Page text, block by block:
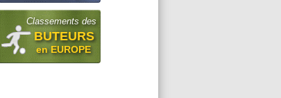
Classements des
BUTEURS
en EUROPE